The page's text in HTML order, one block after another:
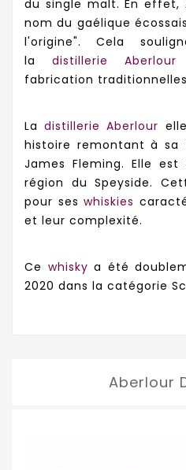
du single malt. En effet,
nom du gaélique
l'origine". Cela
ladistillerie Aberlour
fabrication
Ladistillerie Aberlour
histoire remontant à sa
James Fleming. Elle
région du Speyside.
pour ses whiskies
et leur complexité.
Ce whisky a été
2020 dans la catégorie
Aberlour